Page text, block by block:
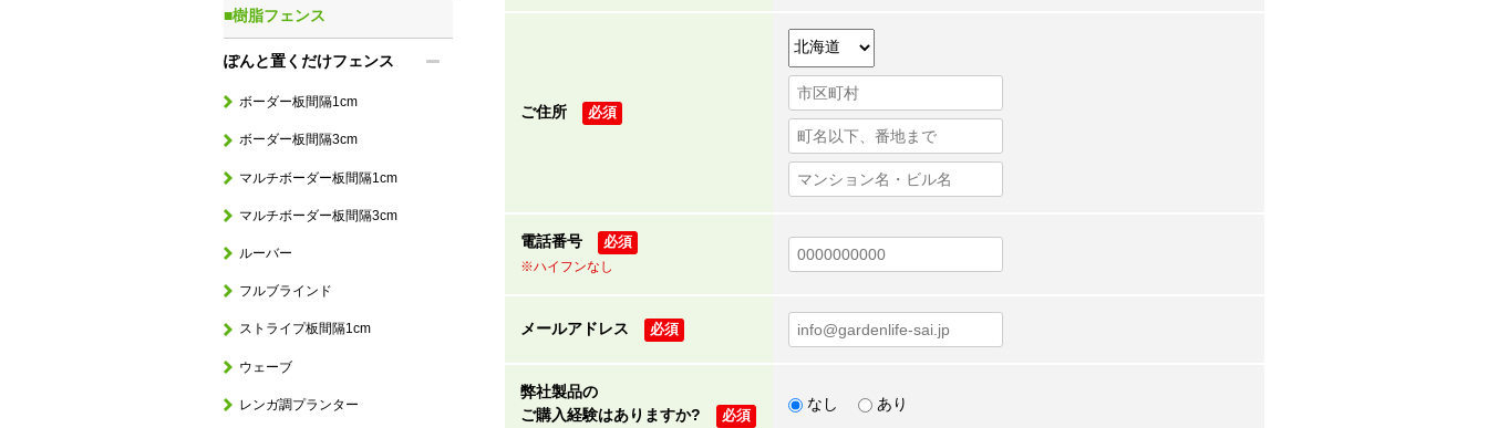
■樹脂フェンス
ぽんと置くだけフェンス
ボーダー板間隔1cm
ボーダー板間隔3cm
マルチボーダー板間隔1cm
マルチボーダー板間隔3cm
ルーバー
フルブラインド
ストライプ板間隔1cm
ウェーブ
レンガ調プランター
ご住所 必須
電話番号
必須
※ハイフンなし
メールアドレス 必須
弊社製品の
ご購入経験はありますか?
必須
なし あり